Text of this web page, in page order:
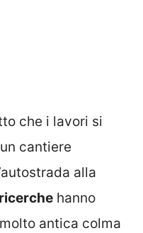
che i lavori si
cantiere
alla
ricerche hanno
antica colma